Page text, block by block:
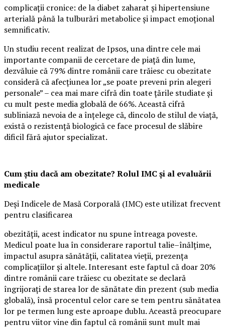
complicații cronice: de la diabet zaharat și hipertensiune
arterială până la tulburări metabolice și impact emoțional
semnificativ.
Un studiu recent realizat de Ipsos, una dintre cele mai
importante companii de cercetare de piață din lume,
dezvăluie că 79% dintre românii care trăiesc cu obezitate
consideră că afecțiunea lor „se poate preveni prin alegeri
personale” – cea mai mare cifră din toate țările studiate și
cu mult peste media globală de 66%. Această cifră
subliniază nevoia de a înțelege că, dincolo de stilul de viață,
există o rezistență biologică ce face procesul de slăbire
dificil fără ajutor specializat.
Cum știu dacă am obezitate? Rolul IMC și al evaluării
medicale
Deși Indicele de Masă Corporală (IMC) este utilizat frecvent
pentru clasificarea
obezității, acest indicator nu spune întreaga poveste.
Medicul poate lua în considerare raportul talie–înălțime,
impactul asupra sănătății, calitatea vieții, prezența
complicațiilor și altele. Interesant este faptul că doar 20%
dintre românii care trăiesc cu obezitate se declară
îngrijorați de starea lor de sănătate din prezent (sub media
globală), însă procentul celor care se tem pentru sănătatea
lor pe termen lung este aproape dublu. Această preocupare
pentru viitor vine din faptul că românii sunt mult mai